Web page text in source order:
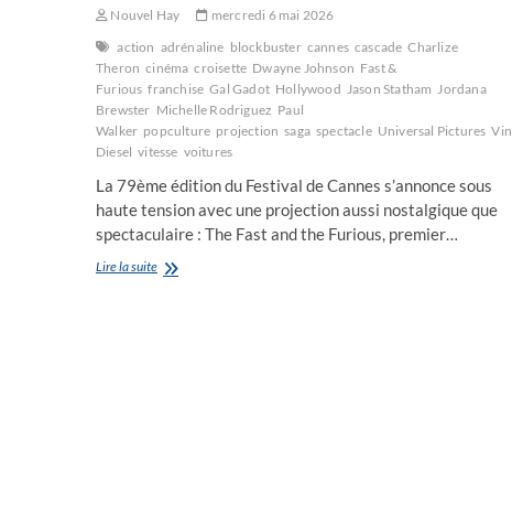
Nouvel Hay
mercredi 6 mai 2026
action adrénaline blockbuster cannes cascade Charlize
Theron cinéma croisette Dwayne Johnson Fast &
Furious franchise Gal Gadot Hollywood Jason Statham Jordana
Brewster Michelle Rodriguez Paul
Walker popculture projection saga spectacle Universal Pictures Vin
Diesel vitesse voitures
La 79ème édition du Festival de Cannes s’annonce sous
haute tension avec une projection aussi nostalgique que
spectaculaire : The Fast and the Furious, premier…
Lire la suiteCannes